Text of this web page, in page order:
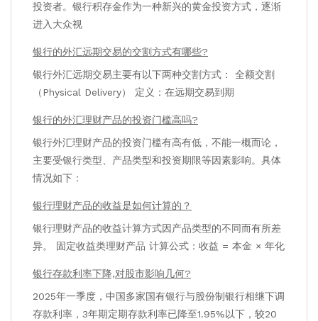
投资者。银行积存金作为一种新兴的黄金投资方式，逐渐
进入大众视
银行的外汇远期交易的交割方式有哪些?
银行外汇远期交易主要有以下两种交割方式： 全额交割
（Physical Delivery） 定义：在远期交易到期
银行的外汇理财产品的投资门槛高吗?
银行外汇理财产品的投资门槛有高有低，不能一概而论，
主要受银行类型、产品类型和投资期限等因素影响。具体
情况如下：
银行理财产品的收益是如何计算的？
银行理财产品的收益计算方式因产品类型的不同而有所差
异。 固定收益类理财产品 计算公式：收益 = 本金 × 年化
银行存款利率下降,对股市影响几何?
2025年一季度，中国多家国有银行与股份制银行相继下调
存款利率，3年期定期存款利率已降至1.95%以下，较20